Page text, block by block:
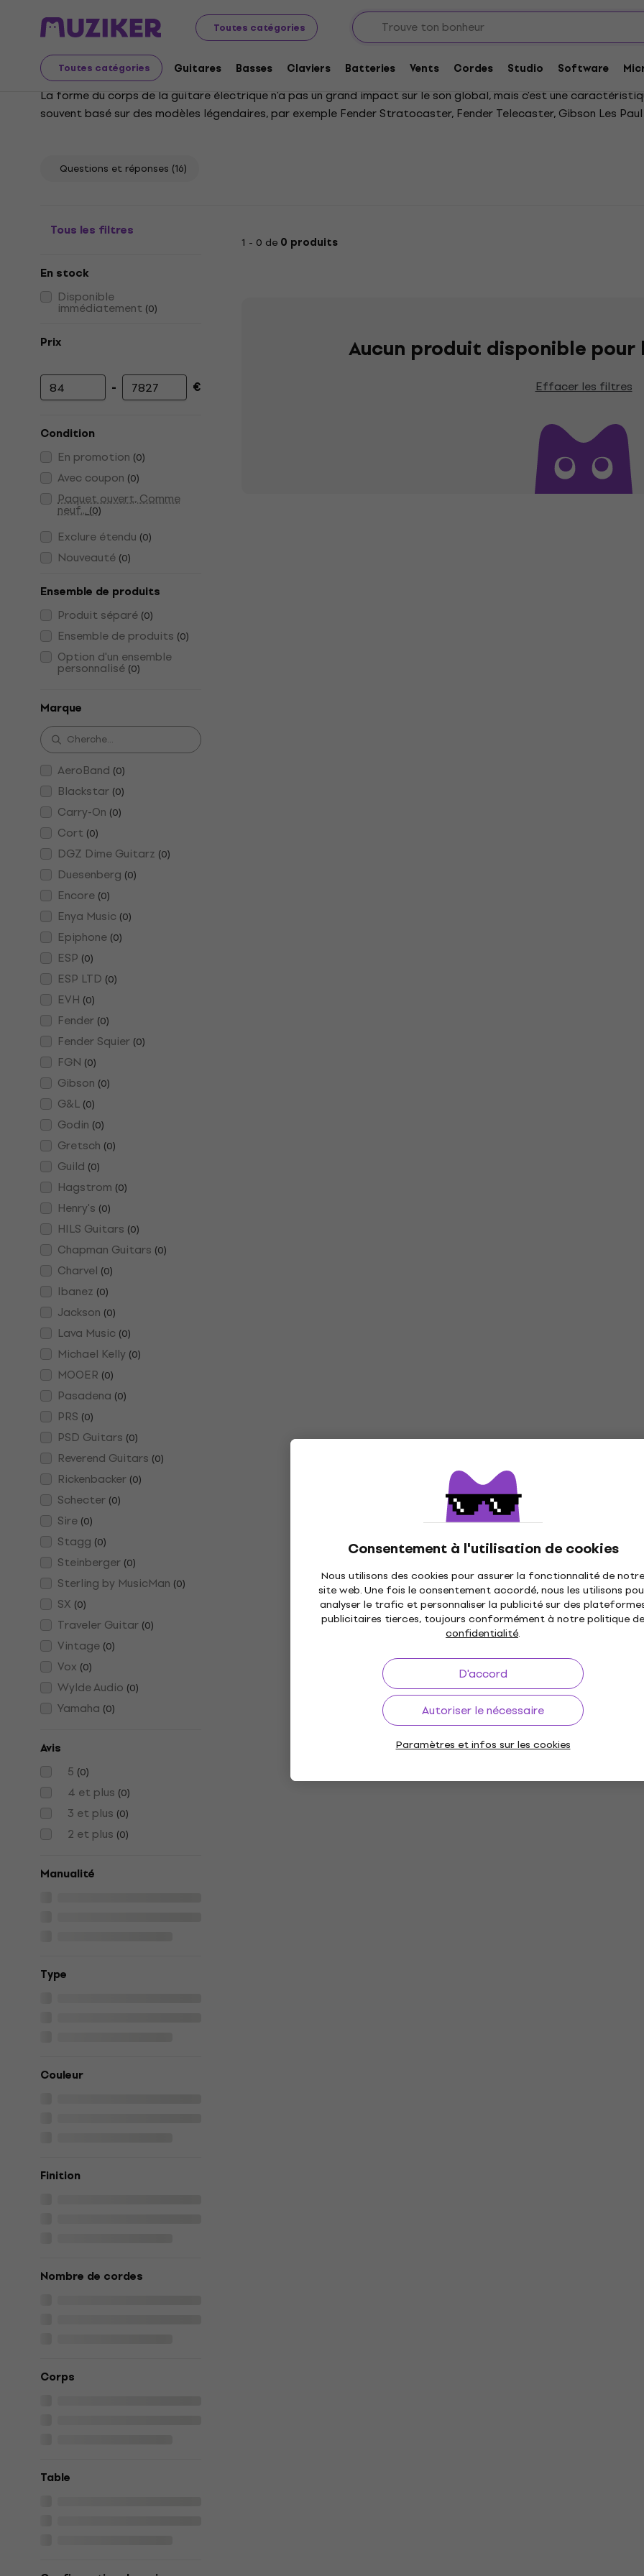
Toutes catégories
Toutes catégories Guitares Basses Claviers Batteries Vents Cordes Studio Software
Consentement à l'utilisation de cookies
Nous utilisons des cookies pour assurer la fonctionnalité de notre
site web. Une fois le consentement accordé, nous les utilisons
analyser le trafic et personnaliser la publicité sur des
publicitaires tierces, toujours conformément à notre politique de
confidentialité.
D'accord
Autoriser le nécessaire
Paramètres et infos sur les cookies
Instruments de musique Guitares Guitares électriques Guitares électriques - toutes formes
Guitares électriques - toutes formes
La forme du corps de la guitare électrique n'a pas un grand impact sur le son global, mais c'est une
souvent basé sur des modèles légendaires, par exemple Fender Stratocaster, Fender Telecaster, Gibson Les
Questions et réponses (16)
Tous les filtres
En stock
Disponible
immédiatement (0)
Prix
Prix minimum
- Prix maximum
€
Condition
En promotion (0)
Avec coupon (0)
Paquet ouvert, Comme
neuf...(0)
Exclure étendu (0)
Nouveauté (0)
Ensemble de produits
Produit séparé (0)
Ensemble de produits (0)
Option d'un ensemble
personnalisé (0)
Marque
AeroBand (0)
Blackstar (0)
Carry-On (0)
Cort (0)
DGZ Dime Guitarz (0)
Duesenberg (0)
Encore (0)
Enya Music (0)
Epiphone (0)
ESP (0)
ESP LTD (0)
EVH (0)
Fender (0)
Fender Squier (0)
FGN (0)
Gibson (0)
G&L (0)
Godin (0)
Gretsch (0)
Guild (0)
Hagstrom (0)
Henry's (0)
HILS Guitars (0)
Chapman Guitars (0)
Charvel (0)
Ibanez (0)
Jackson (0)
Lava Music (0)
Michael Kelly (0)
MOOER (0)
Pasadena (0)
PRS (0)
PSD Guitars (0)
Reverend Guitars (0)
Rickenbacker (0)
Schecter (0)
Sire (0)
Stagg (0)
Steinberger (0)
Sterling by MusicMan (0)
SX (0)
Traveler Guitar (0)
Vintage (0)
Vox (0)
Wylde Audio (0)
Yamaha (0)
Avis
5 (0)
4 et plus (0)
3 et plus (0)
2 et plus (0)
Manualité
Type
Couleur
Finition
Nombre de cordes
Corps
Table
1 - 0 de 0 produits
Aucun produit disponible
Effacer les filtres